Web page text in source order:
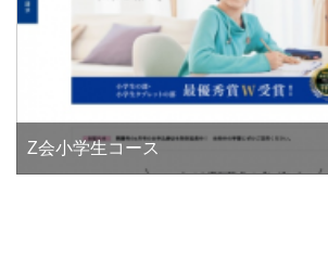
Z会小学生コース